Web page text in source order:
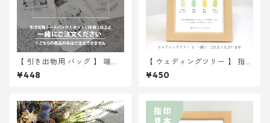
【 引き出物用 バッグ 】 端数 (
1~9 枚 ) 分購入ページ
¥448
【 ウェディングツリー 】 指印
説明 2Lサイズ紙
¥450